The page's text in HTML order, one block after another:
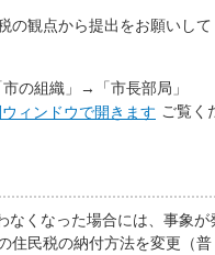
の観点から提出をお願いして
の組織」→「市長部局」
ご覧く
くなった場合には、事象が
住民税の納付方法を変更（普